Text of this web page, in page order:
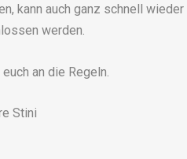
kann auch ganz schnell wieder
werden.
an die Regeln.
Stini